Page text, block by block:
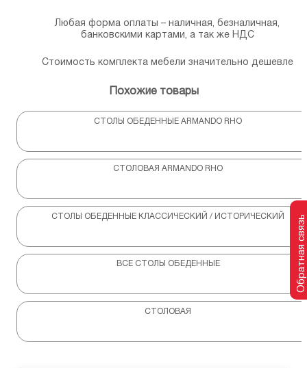
Любая форма оплаты – наличная, безналичная,
банковскими картами, а так же НДС
Стоимость комплекта мебели значительно дешевле
Похожие товары
СТОЛЫ ОБЕДЕННЫЕ ARMANDO RHO
СТОЛОВАЯ ARMANDO RHO
СТОЛЫ ОБЕДЕННЫЕ КЛАССИЧЕСКИЙ / ИСТОРИЧЕСКИЙ
ВСЕ СТОЛЫ ОБЕДЕННЫЕ
СТОЛОВАЯ
Обратная связь